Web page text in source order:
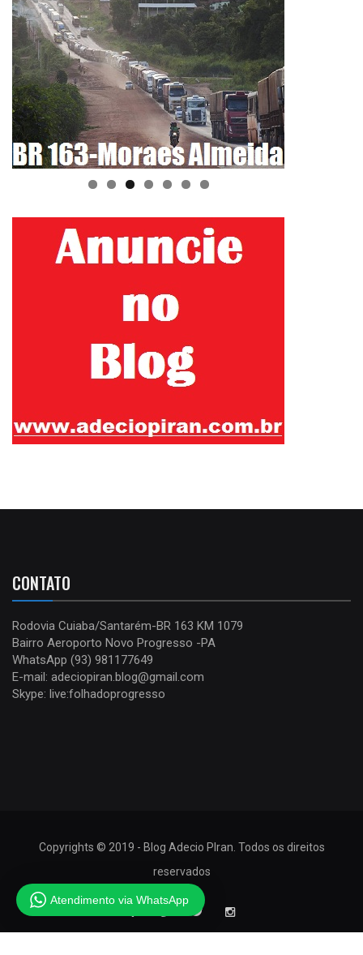
CONTATO
Rodovia Cuiaba/Santarém-BR 163 KM 1079
Bairro Aeroporto Novo Progresso -PA
WhatsApp (93) 981177649
E-mail: adeciopiran.blog@gmail.com
Skype: live:folhadoprogresso
Copyrights © 2019 - Blog Adecio PIran. Todos os direitos
reservados
Atendimento via WhatsApp